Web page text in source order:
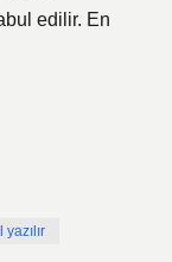
edilir. En